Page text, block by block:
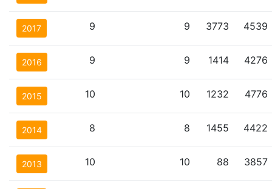
2017 9 9 3773 4539
2016 9 9 1414 4276
2015 10 10 1232 4776
2014 8 8 1455 4422
2013 10 10 88 3857